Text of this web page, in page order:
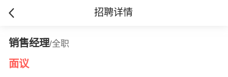
招聘详情
销售经理/全职
面议